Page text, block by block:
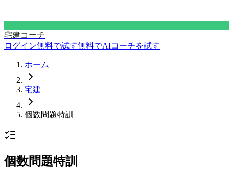
宅建コーチ
ログイン無料で試す無料でAIコーチを試す
ホーム
宅建
個数問題特訓
個数問題特訓